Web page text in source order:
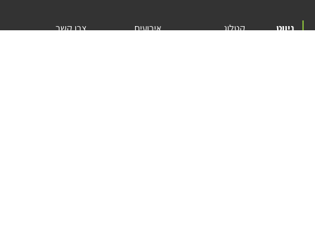
ניווט קטלוג אירועים צרו קשר